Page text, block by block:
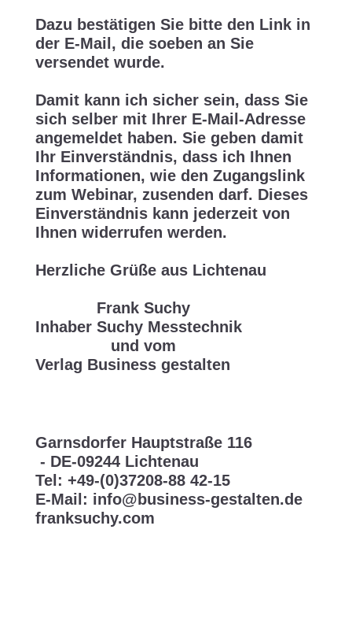
Dazu bestätigen Sie bitte den Link in
der E-Mail, die soeben an Sie
versendet wurde.
Damit kann ich sicher sein, dass Sie
sich selber mit Ihrer E-Mail-Adresse
angemeldet haben. Sie geben damit
Ihr Einverständnis, dass ich Ihnen
Informationen, wie den Zugangslink
zum Webinar, zusenden darf. Dieses
Einverständnis kann jederzeit von
Ihnen widerrufen werden.
Herzliche Grüße aus Lichtenau
Frank Suchy
Inhaber Suchy Messtechnik
und vom
Verlag Business gestalten
Garnsdorfer Hauptstraße 116
- DE-09244 Lichtenau
Tel: +49-(0)37208-88 42-15
E-Mail: info@business-gestalten.de
franksuchy.com